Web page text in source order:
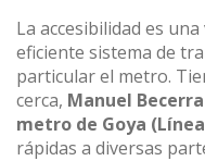
La accesibilidad es
eficiente sistema de
particular el metro.
cerca, Manuel
metro de Goya
rápidas a diversas